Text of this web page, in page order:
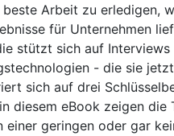
Arbeit zu erledigen,
für Unternehmen
stützt sich auf
- die sie
sich auf drei
diesem eBook zeigen
einer geringen oder gar